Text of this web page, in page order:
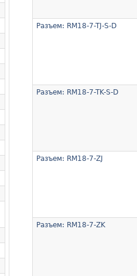
Разъем: RM18-7-TJ-S-D
Разъем: RM18-7-TK-S-D
Разъем: RM18-7-ZJ
Разъем: RM18-7-ZK